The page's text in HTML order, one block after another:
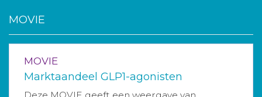
MOVIE
MOVIE
Marktaandeel GLP1-agonisten
Deze MOVIE geeft een weergave van